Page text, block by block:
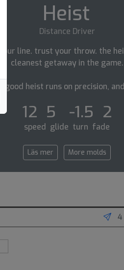
Heist
Distance Driver
your line. trust your throw. the
cleanest getaway in the game.
good heist runs on precision,
12 5 -1.5 2
speed glide turn fade
Läs mer More molds